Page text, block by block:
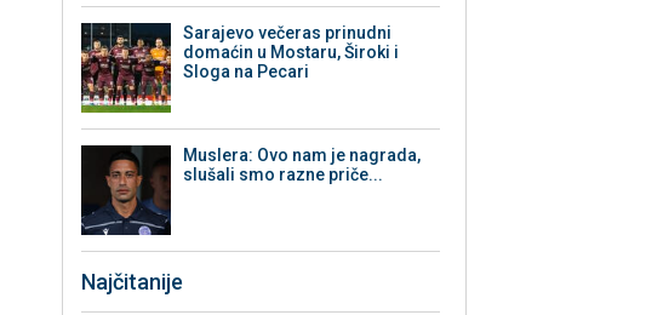
Sarajevo večeras prinudni
domaćin u Mostaru, Široki i
Sloga na Pecari
Muslera: Ovo nam je nagrada,
slušali smo razne priče...
Najčitanije